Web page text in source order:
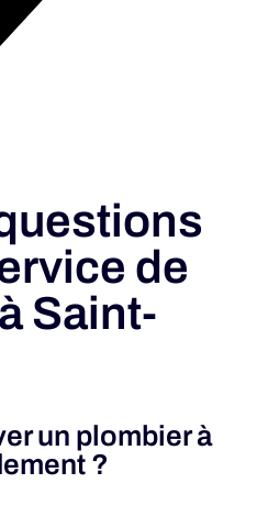
de
Saint-
un plombier à
?